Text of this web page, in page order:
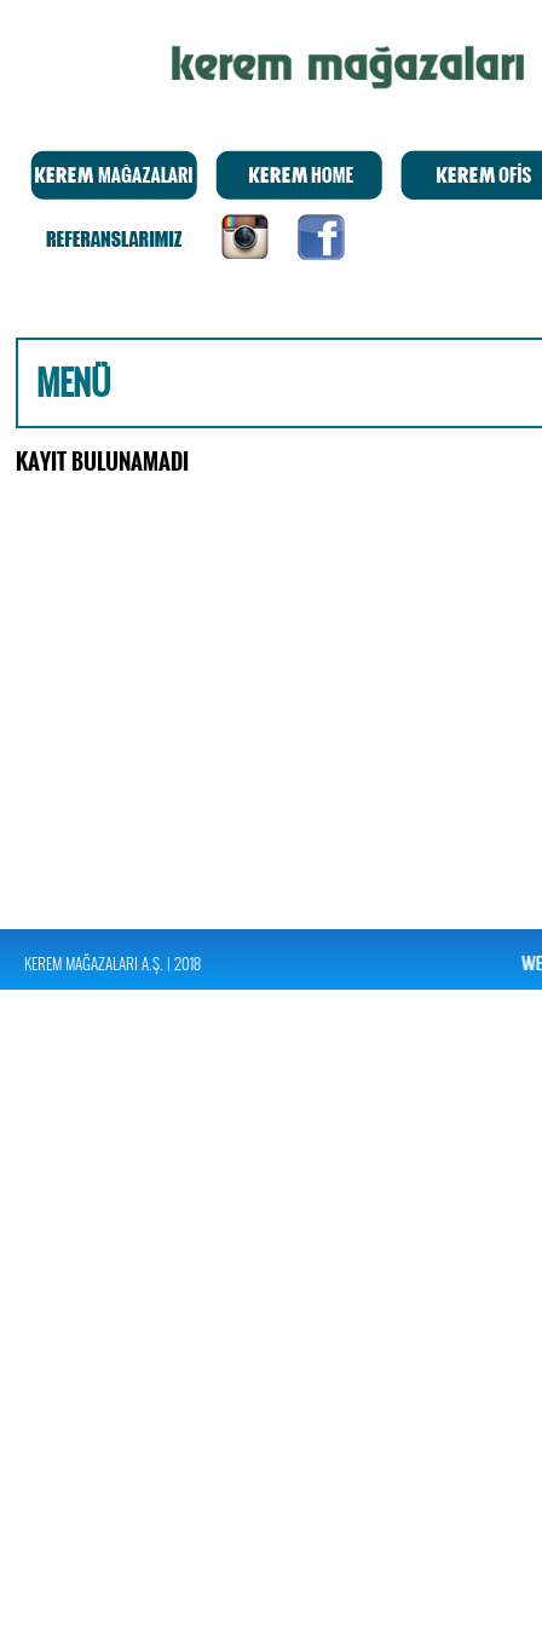
MENÜ
KAYIT BULUNAMADI
KEREM MAĞAZALARI A.Ş. | 2018